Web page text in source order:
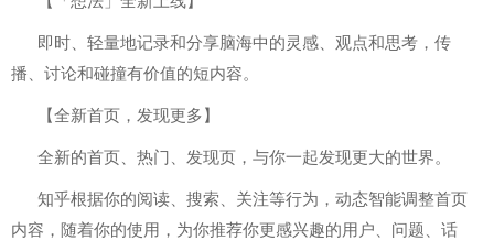
即时、轻量地记录和分享脑海中的灵感、观点和思考，传
播、讨论和碰撞有价值的短内容。
【全新首页，发现更多】
全新的首页、热门、发现页，与你一起发现更大的世界。
知乎根据你的阅读、搜索、关注等行为，动态智能调整首页
内容，随着你的使用，为你推荐你更感兴趣的用户、问题、话